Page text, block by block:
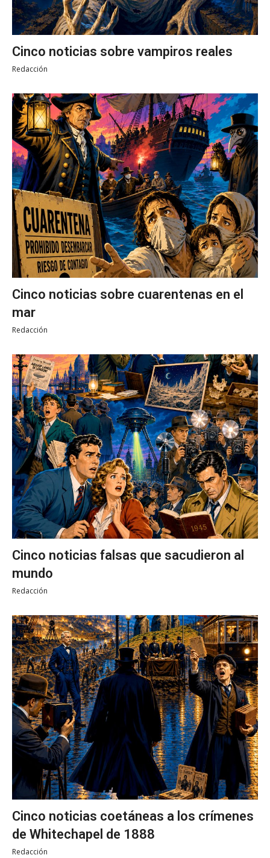
Cinco noticias sobre vampiros reales
Redacción
Cinco noticias sobre cuarentenas en el
mar
Redacción
Cinco noticias falsas que sacudieron al
mundo
Redacción
Cinco noticias coetáneas a los crímenes
de Whitechapel de 1888
Redacción